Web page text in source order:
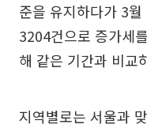
준을 유지하다가 3
3204건으로 증가세
해 같은 기간과 비교
지역별로는 서울과